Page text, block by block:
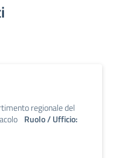
regionale del
Ruolo / Ufficio: